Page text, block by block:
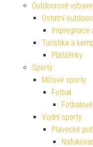
Outdoorové
Ostatní
Impregnace
Turistika a
Pláštěnky
Sporty
Míčové sporty
Fotbal
Vodní sporty
Plavecké